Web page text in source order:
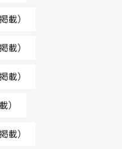
）
）
）
）